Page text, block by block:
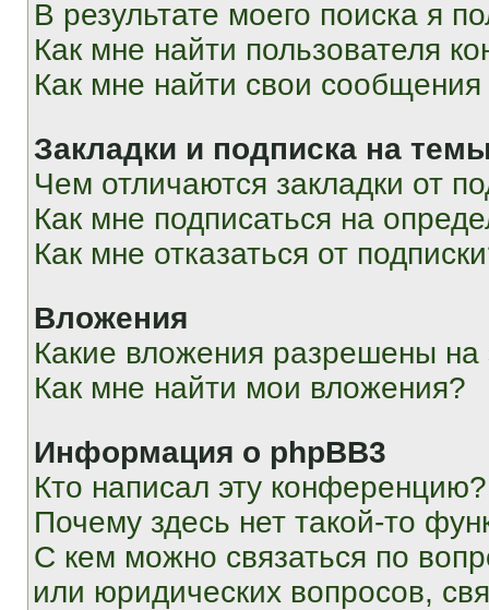
В результате моего поиска я
Как мне найти пользователя
Как мне найти свои
Закладки и подписка на
Чем отличаются закладки от
Как мне подписаться на
Как мне отказаться от
Вложения
Какие вложения разрешены
Как мне найти мои вложения?
Информация о phpBB3
Кто написал эту конференцию?
Почему здесь нет такой-то
С кем можно связаться по
или юридических вопросов,